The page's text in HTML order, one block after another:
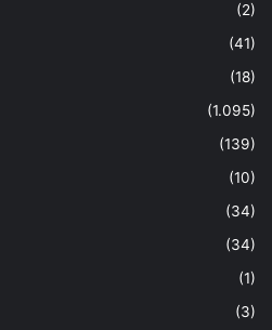
(2)
(41)
(18)
(1.095)
(139)
(10)
(34)
(34)
(1)
(3)